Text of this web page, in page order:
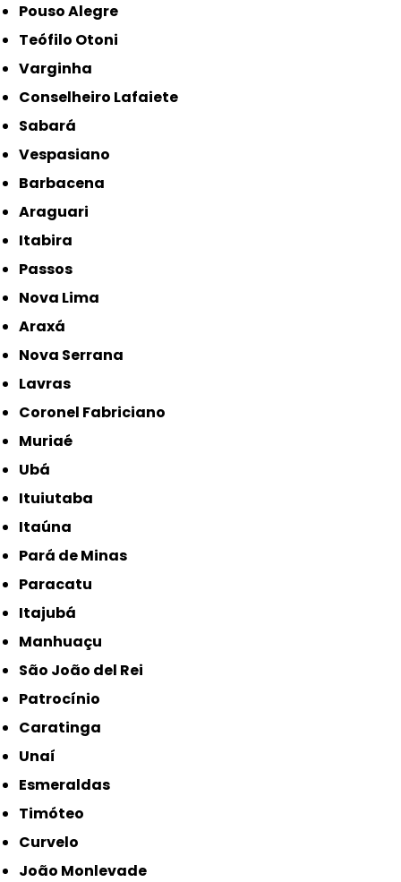
Pouso Alegre
Teófilo Otoni
Varginha
Conselheiro Lafaiete
Sabará
Vespasiano
Barbacena
Araguari
Itabira
Passos
Nova Lima
Araxá
Nova Serrana
Lavras
Coronel Fabriciano
Muriaé
Ubá
Ituiutaba
Itaúna
Pará de Minas
Paracatu
Itajubá
Manhuaçu
São João del Rei
Patrocínio
Caratinga
Unaí
Esmeraldas
Timóteo
Curvelo
João Monlevade